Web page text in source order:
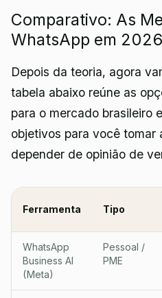
Comparativo: As
WhatsApp em 2026
Depois da teoria, agora
tabela abaixo reúne as
para o mercado brasileiro
objetivos para você tomar
depender de opinião de
Ferramenta Tipo
WhatsApp
Business AI
(Meta)
Pessoal /
PME